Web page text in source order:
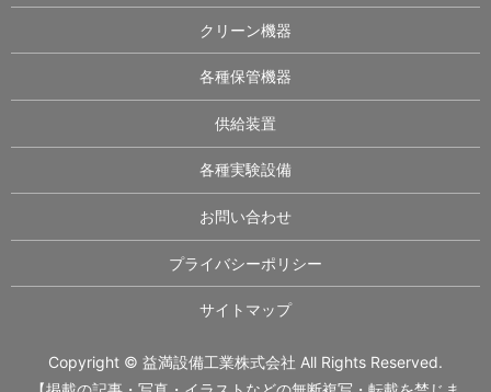
クリーン機器
各種保管機器
供給装置
各種実験設備
お問い合わせ
プライバシーポリシー
サイトマップ
Copyright © 益満設備工業株式会社 All Rights Reserved.